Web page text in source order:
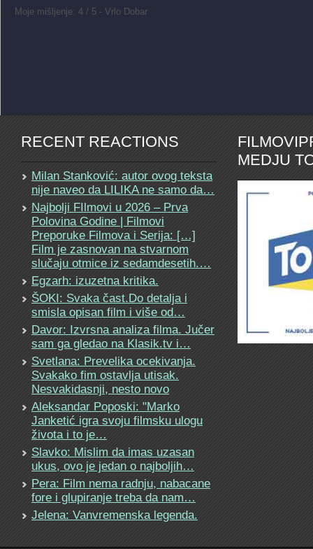
Moje mišljenje: 4 / 5 - Vrlo Dobar
RECENT REACTIONS
Milan Stanković: autor ovog teksta
nije naveo da LILIKA ne samo da…
Najbolji FIlmovi u 2026 – Prva
Polovina Godine | Filmovi
Preporuke Filmova i Serija: […]
Film je zasnovan na stvarnom
slučaju otmice iz sedamdesetih.…
Egzarh: izuzetna kritika.
ŠOKI: Svaka čast.Do detalja i
smisla opisan film i više od…
Davor: Izvrsna analiza filma. Jučer
sam ga gledao na Klasik.tv i…
Svetlana: Prevelika ocekivanja.
Svakako fim ostavlja utisak.
Nesvakidasnji, nesto novo
Aleksandar Poposki: "Marko
Janketić igra svoju filmsku ulogu
života i to je…
Slavko: Mislim da imas uzasan
ukus, ovo je jedan o najboljih…
Pera: Film nema radnju, nabacane
fore i glupiranje treba da nam…
Jelena: Vanvremenska legenda.
MEDJU